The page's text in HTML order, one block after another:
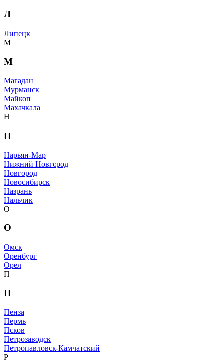
Л
Липецк
М
М
Магадан
Мурманск
Майкоп
Махачкала
Н
Н
Нарьян-Мар
Нижний Новгород
Новгород
Новосибирск
Назрань
Нальчик
О
О
Омск
Оренбург
Орел
П
П
Пенза
Пермь
Псков
Петрозаводск
Петропавловск-Камчатский
Р